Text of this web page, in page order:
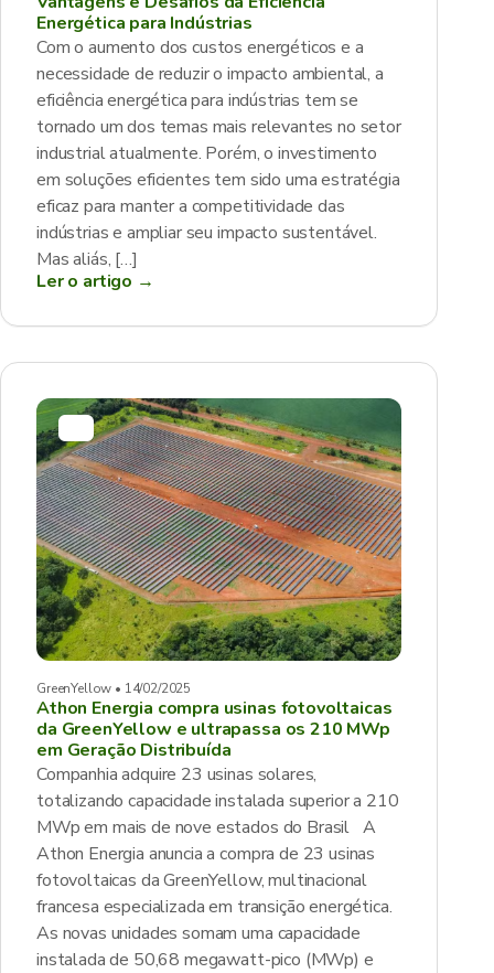
Energética para Indústrias
Com o aumento dos custos energéticos e a
necessidade de reduzir o impacto ambiental, a
eficiência energética para indústrias tem se
tornado um dos temas mais relevantes no setor
industrial atualmente. Porém, o investimento
em soluções eficientes tem sido uma estratégia
eficaz para manter a competitividade das
indústrias e ampliar seu impacto sustentável.
Mas aliás, […]
Ler o artigo →
GreenYellow • 14/02/2025
Athon Energia compra usinas fotovoltaicas
da GreenYellow e ultrapassa os 210 MWp
em Geração Distribuída
Companhia adquire 23 usinas solares,
totalizando capacidade instalada superior a 210
MWp em mais de nove estados do Brasil A
Athon Energia anuncia a compra de 23 usinas
fotovoltaicas da GreenYellow, multinacional
francesa especializada em transição energética.
As novas unidades somam uma capacidade
instalada de 50,68 megawatt-pico (MWp) e